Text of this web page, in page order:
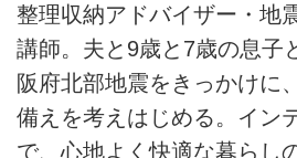
整理収納アドバイザー・地
講師。夫と9歳と7歳の息子
阪府北部地震をきっかけに
備えを考えはじめる。イン
で、心地よく快適な暮らし